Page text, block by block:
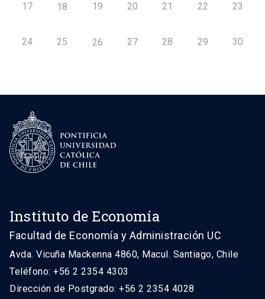
17 18 19 20 21 22 23
24 25 26 27 28 29 30
Instituto de Economía
Facultad de Economía y Administración UC
Avda. Vicuña Mackenna 4860, Macul. Santiago, Chile
Teléfono: +56 2 2354 4303
Dirección de Postgrado: +56 2 2354 4028